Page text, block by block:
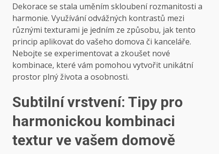
Dekorace se stala uměním skloubení rozmanitosti a
harmonie. Využívání odvážných kontrastů mezi
různými texturami je jedním ze způsobu, jak tento
princip aplikovat do vašeho domova či kanceláře.
Nebojte se experimentovat a zkoušet nové
kombinace, které vám pomohou vytvořit unikátní
prostor plný života a osobnosti.
Subtilní vrstvení: Tipy pro
harmonickou kombinaci
textur ve vašem domově